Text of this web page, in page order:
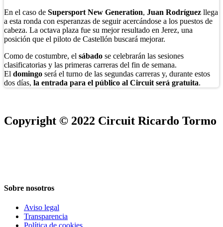
En el caso de Supersport New Generation, Juan Rodríguez llega
a esta ronda con esperanzas de seguir acercándose a los puestos de
cabeza. La octava plaza fue su mejor resultado en Jerez, una
posición que el piloto de Castellón buscará mejorar.
Como de costumbre, el sábado se celebrarán las sesiones
clasificatorias y las primeras carreras del fin de semana.
El domingo será el turno de las segundas carreras y, durante estos
dos días, la entrada para el público al Circuit será gratuita.
Copyright © 2022 Circuit Ricardo Tormo
Sobre nosotros
Aviso legal
Transparencia